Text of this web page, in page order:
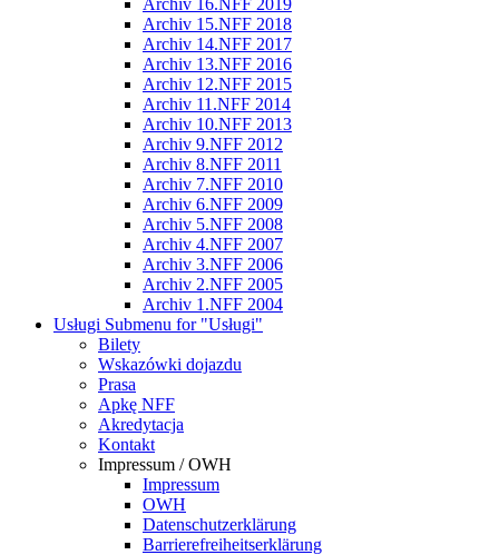
Archiv 15.NFF 2018
Archiv 14.NFF 2017
Archiv 13.NFF 2016
Archiv 12.NFF 2015
Archiv 11.NFF 2014
Archiv 10.NFF 2013
Archiv 9.NFF 2012
Archiv 8.NFF 2011
Archiv 7.NFF 2010
Archiv 6.NFF 2009
Archiv 5.NFF 2008
Archiv 4.NFF 2007
Archiv 3.NFF 2006
Archiv 2.NFF 2005
Archiv 1.NFF 2004
Usługi Submenu for "Usługi"
Bilety
Wskazówki dojazdu
Prasa
Apkę NFF
Akredytacja
Kontakt
Impressum / OWH
Impressum
OWH
Datenschutzerklärung
Barrierefreiheitserklärung